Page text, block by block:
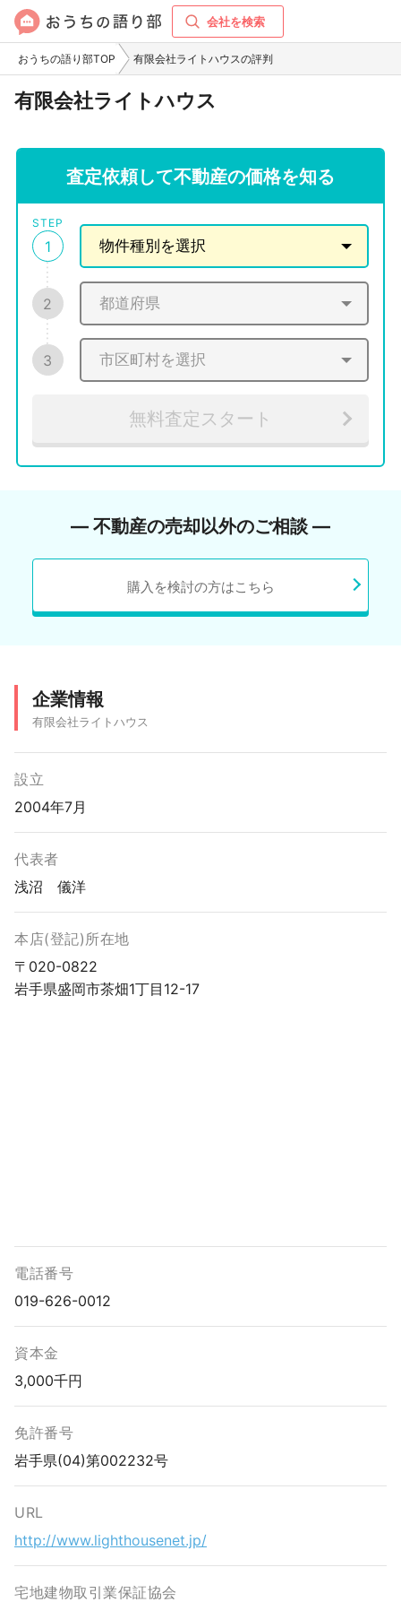
会社を検索
おうちの語り部TOP 有限会社ライトハウスの評判
有限会社ライトハウス
査定依頼して不動産の価格を知る
STEP
1
2
3
無料査定スタート
― 不動産の売却以外のご相談 ―
購入を検討の方はこちら
企業情報
有限会社ライトハウス
設立
2004年7月
代表者
浅沼 儀洋
本店(登記)所在地
〒020-0822
岩手県盛岡市茶畑1丁目12-17
電話番号
019-626-0012
資本金
3,000千円
免許番号
岩手県(04)第002232号
URL
http://www.lighthousenet.jp/
宅地建物取引業保証協会